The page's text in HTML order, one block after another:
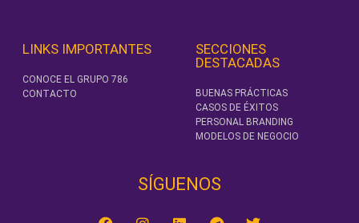
LINKS IMPORTANTES
CONOCE EL GRUPO 786
CONTACTO
SECCIONES
DESTACADAS
BUENAS PRÁCTICAS
CASOS DE ÉXITOS
PERSONAL BRANDING
MODELOS DE NEGOCIO
SÍGUENOS‎